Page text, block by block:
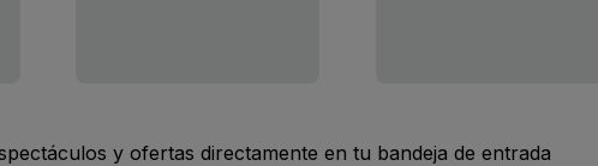
y ofertas directamente en tu bandeja de entrada